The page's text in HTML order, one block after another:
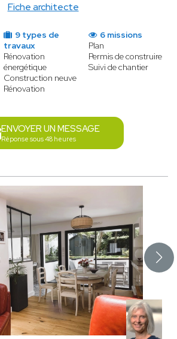
Fiche architecte
9 types de
travaux
Rénovation
énergétique
Construction neuve
Rénovation
6 missions
Plan
Permis de construire
Suivi de chantier
ENVOYER UN MESSAGE
Réponse sous 48 heures